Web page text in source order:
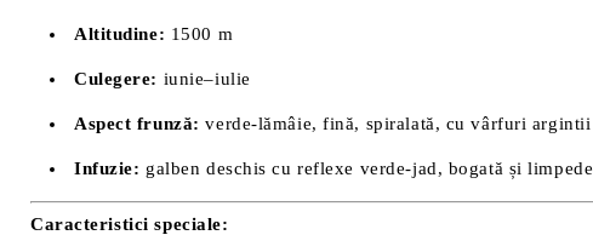
Altitudine: 1500 m
Culegere: iunie–iulie
Aspect frunză: verde-lămâie, fină, spiralată, cu vârfuri argintii
Infuzie: galben deschis cu reflexe verde-jad, bogată și limpede
Caracteristici speciale: